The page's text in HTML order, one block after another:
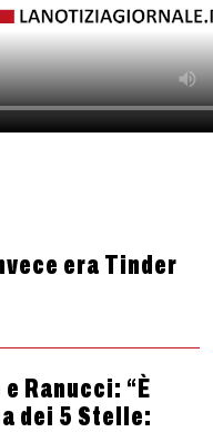
era Tinder
Ranucci: “È
dei 5 Stelle: